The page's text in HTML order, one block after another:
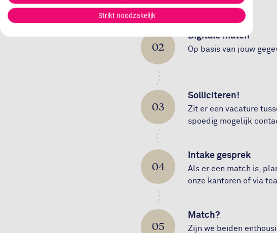
02
Digitale match
Op basis van jouw
03
Solliciteren!
Zit er een vacature
spoedig mogelijk
04
Intake gesprek
Als er een match is,
onze kantoren of via
05
Match?
Zijn we beiden
Strikt noodzakelijk